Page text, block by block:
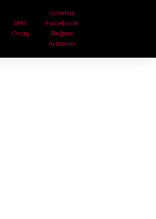
SMS
Onay
Ücretsiz
Facebook
Beğeni
Arttırma